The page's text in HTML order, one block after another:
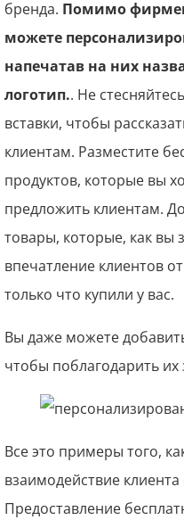
бренда. Помимо
можете
напечатав на них
логотип.. Не
вставки, чтобы
клиентам. Разместите
продуктов, которые вы
предложить клиентам.
товары, которые, как вы
впечатление клиентов
только что купили у вас.
Вы даже можете
чтобы поблагодарить их
Все это примеры того,
взаимодействие
Предоставление